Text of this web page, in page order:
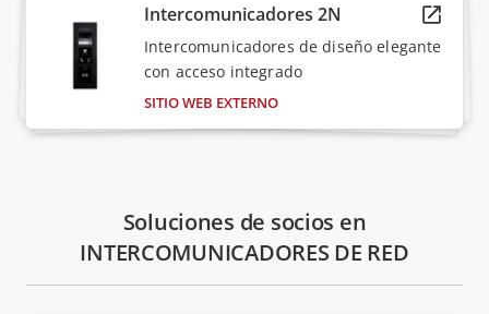
Intercomunicadores 2N
Intercomunicadores de diseño elegante
con acceso integrado
SITIO WEB EXTERNO
Soluciones de socios en
INTERCOMUNICADORES DE RED